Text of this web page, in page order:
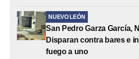
NUEVO LEÓN
San Pedro Garza García,
Disparan contra bares e
fuego a uno